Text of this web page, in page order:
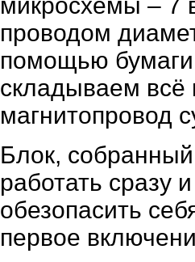
проводом
помощью
складываем всё
магнитопровод
Блок,
работать сразу
обезопасить
первое